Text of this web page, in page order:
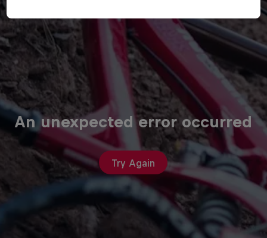
An unexpected error occurred
Try Again